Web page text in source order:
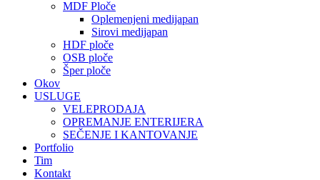
MDF Ploče
Oplemenjeni medijapan
Sirovi medijapan
HDF ploče
OSB ploče
Šper ploče
Okov
USLUGE
VELEPRODAJA
OPREMANJE ENTERIJERA
SEČENJE I KANTOVANJE
Portfolio
Tim
Kontakt